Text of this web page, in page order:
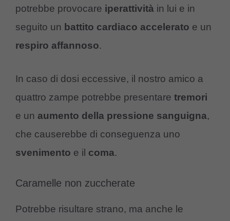
potrebbe provocare iperattività in lui e in
seguito un battito cardiaco accelerato e un
respiro affannoso.
In caso di dosi eccessive, il nostro amico a
quattro zampe potrebbe presentare tremori
e un aumento della pressione sanguigna,
che causerebbe di conseguenza uno
svenimento e il coma.
Caramelle non zuccherate
Potrebbe risultare strano, ma anche le